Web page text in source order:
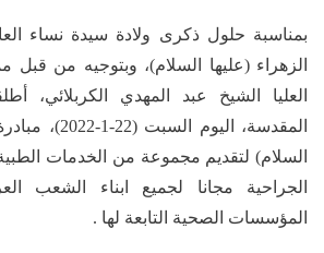
بمناسبة حلول ذكرى ولادة سيدة نساء
الزهراء (عليها السلام)، وبتوجيه من قبل
العليا الشيخ عبد المهدي الكربلائي،
المقدسة، اليوم
السلام) لتقديم مجموعة من الخدمات الطبية
الجراحية مجانا لجميع ابناء الشعب
المؤسسات الصحية التابعة لها .